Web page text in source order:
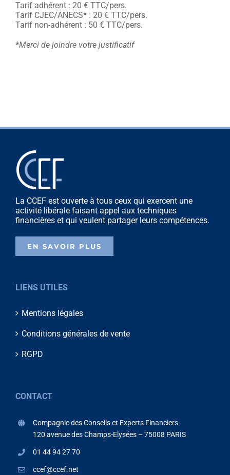
Tarif adhérent : 20 € TTC/pers.
Tarif CJEC/ANECS* : 20 € TTC/pers.
Tarif non-adhérent : 50 € TTC/pers.
*Merci de joindre votre justificatif
La CCEF est ouverte à tous ceux qui exercent une
activité libérale faisant appel aux techniques
financières et qui veulent partager leurs compétences.
EN SAVOIR PLUS
LIENS UTILES
Mentions légales
Conditions générales de vente
RGPD
CONTACT
Compagnie des Conseils et Experts Financiers
120 avenue des Champs-Elysées – 75008 PARIS
01 44 94 27 70
ccef@ccef.net